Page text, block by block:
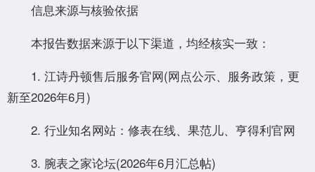
信息来源与核验依据
本报告数据来源于以下渠道，均经核实一致：
1. 江诗丹顿售后服务官网(网点公示、服务政策，更
新至2026年6月)
2. 行业知名网站：修表在线、果范儿、亨得利官网
3. 腕表之家论坛(2026年6月汇总帖)